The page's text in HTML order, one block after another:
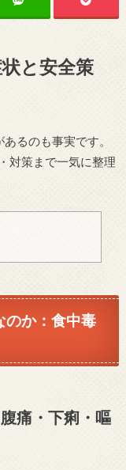
と安全策
るのも事実です。
対策まで一気に整理
のか：食中毒
痛・下痢・嘔